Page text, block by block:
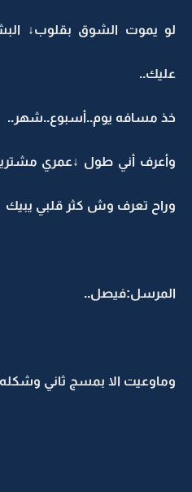
لو يموت الشوق بقلوب↓
عليك..
خذ مسافه يوم..أسبوع..شهر..
وأعرف أني طول ↓عمري
وراح تعرف وش كثر قلبي يبيك
المرسل:فيصل..
وماوعيت الا بمسج ثاني